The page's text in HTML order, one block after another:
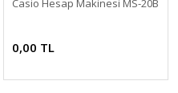
Casio Hesap Makinesi MS-20B
0,00 TL